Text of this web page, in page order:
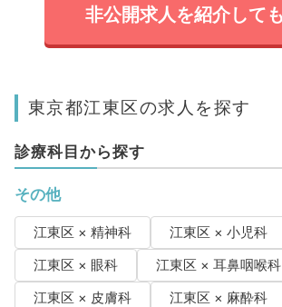
非公開求人を紹介して
東京都江東区の求人を探す
診療科目から探す
その他
江東区 × 精神科
江東区 × 小児科
江東区 × 眼科
江東区 × 耳鼻咽喉科
江東区 × 皮膚科
江東区 × 麻酔科